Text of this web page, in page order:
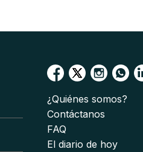
¿Quiénes somos?
Contáctanos
FAQ
El diario de hoy